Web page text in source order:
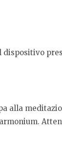
dispositivo
alla